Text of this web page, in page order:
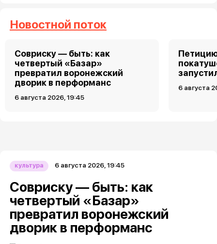
Новостной поток
Совриску — быть: как
четвертый «Базар»
превратил воронежский
дворик в перформанс
6 августа 2026, 19:45
6 августа
культура 6 августа 2026, 19:45
Совриску — быть: как
четвертый «Базар»
превратил воронежский
дворик в перформанс